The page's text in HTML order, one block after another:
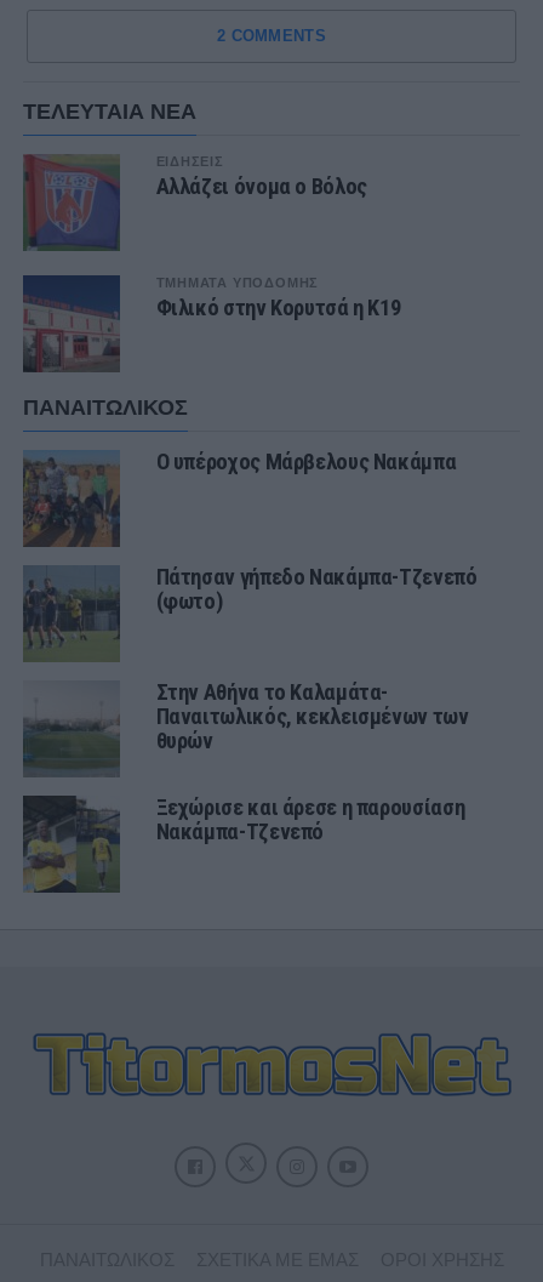
2 COMMENTS
ΤΕΛΕΥΤΑΙΑ ΝΕΑ
ΕΙΔΗΣΕΙΣ
Αλλάζει όνομα ο Βόλος
ΤΜΗΜΑΤΑ ΥΠΟΔΟΜΗΣ
Φιλικό στην Κορυτσά η Κ19
ΠΑΝΑΙΤΩΛΙΚΟΣ
Ο υπέροχος Μάρβελους Νακάμπα
Πάτησαν γήπεδο Νακάμπα-Τζενεπό
(φωτο)
Στην Αθήνα το Καλαμάτα-
Παναιτωλικός, κεκλεισμένων των
θυρών
Ξεχώρισε και άρεσε η παρουσίαση
Νακάμπα-Τζενεπό